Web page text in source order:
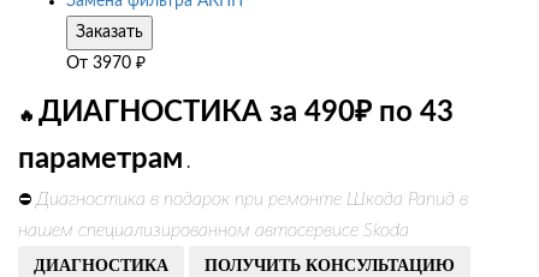
Заказать
От 3970 ₽
🔥 ДИАГНОСТИКА за 490₽ по 43
параметрам .
⛔ Диагностика в подарок при ремонте Шкода Рапид в
нашем специализированном автосервисе Skoda
ДИАГНОСТИКА ПОЛУЧИТЬ КОНСУЛЬТАЦИЮ